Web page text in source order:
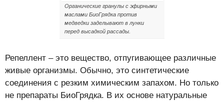
Органические гранулы с эфирными
маслами БиоГрядка против
медведки заделывают в лунки
перед высадкой рассады.
Репеллент – это вещество, отпугивающее различные
живые организмы. Обычно, это синтетические
соединения с резким химическим запахом. Но только
не препараты БиоГрядка. В их основе натуральные